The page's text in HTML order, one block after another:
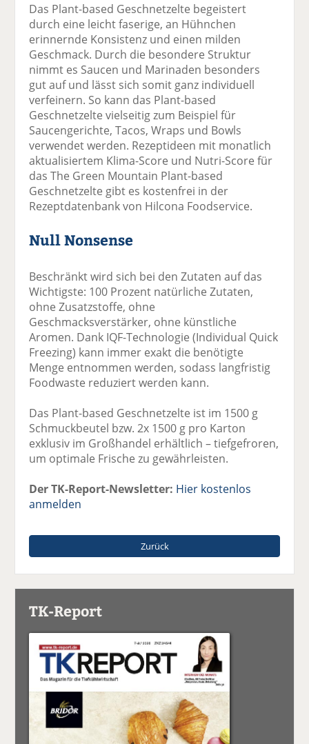
Das Plant-based Geschnetzelte begeistert
durch eine leicht faserige, an Hühnchen
erinnernde Konsistenz und einen milden
Geschmack. Durch die besondere Struktur
nimmt es Saucen und Marinaden besonders
gut auf und lässt sich somit ganz individuell
verfeinern. So kann das Plant-based
Geschnetzelte vielseitig zum Beispiel für
Saucengerichte, Tacos, Wraps und Bowls
verwendet werden. Rezeptideen mit monatlich
aktualisiertem Klima-Score und Nutri-Score für
das The Green Mountain Plant-based
Geschnetzelte gibt es kostenfrei in der
Rezeptdatenbank von Hilcona Foodservice.
Null Nonsense
Beschränkt wird sich bei den Zutaten auf das
Wichtigste: 100 Prozent natürliche Zutaten,
ohne Zusatzstoffe, ohne
Geschmacksverstärker, ohne künstliche
Aromen. Dank IQF-Technologie (Individual Quick
Freezing) kann immer exakt die benötigte
Menge entnommen werden, sodass langfristig
Foodwaste reduziert werden kann.
Das Plant-based Geschnetzelte ist im 1500 g
Schmuckbeutel bzw. 2x 1500 g pro Karton
exklusiv im Großhandel erhältlich – tiefgefroren,
um optimale Frische zu gewährleisten.
Der TK-Report-Newsletter: Hier kostenlos
anmelden
Zurück
TK-Report